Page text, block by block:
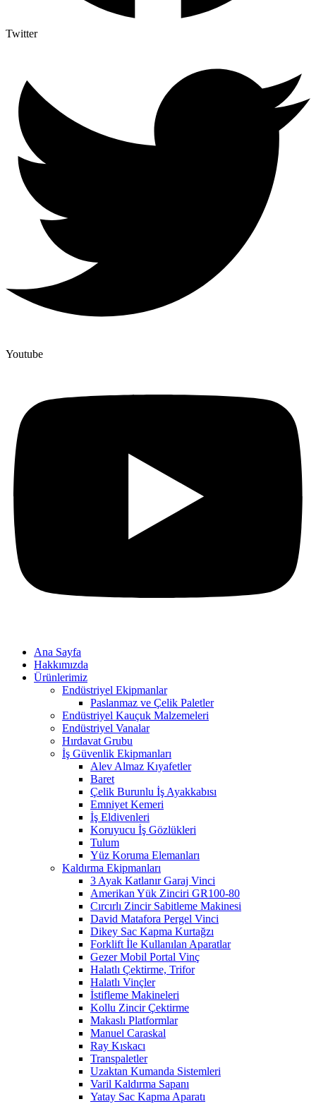
Twitter
Youtube
Ana Sayfa
Hakkımızda
Ürünlerimiz
Endüstriyel Ekipmanlar
Paslanmaz ve Çelik Paletler
Endüstriyel Kauçuk Malzemeleri
Endüstriyel Vanalar
Hırdavat Grubu
İş Güvenlik Ekipmanları
Alev Almaz Kıyafetler
Baret
Çelik Burunlu İş Ayakkabısı
Emniyet Kemeri
İş Eldivenleri
Koruyucu İş Gözlükleri
Tulum
Yüz Koruma Elemanları
Kaldırma Ekipmanları
3 Ayak Katlanır Garaj Vinci
Amerikan Yük Zinciri GR100-80
Cırcırlı Zincir Sabitleme Makinesi
David Matafora Pergel Vinci
Dikey Sac Kapma Kurtağzı
Forklift İle Kullanılan Aparatlar
Gezer Mobil Portal Vinç
Halatlı Çektirme, Trifor
Halatlı Vinçler
İstifleme Makineleri
Kollu Zincir Çektirme
Makaslı Platformlar
Manuel Caraskal
Ray Kıskacı
Transpaletler
Uzaktan Kumanda Sistemleri
Varil Kaldırma Sapanı
Yatay Sac Kapma Aparatı